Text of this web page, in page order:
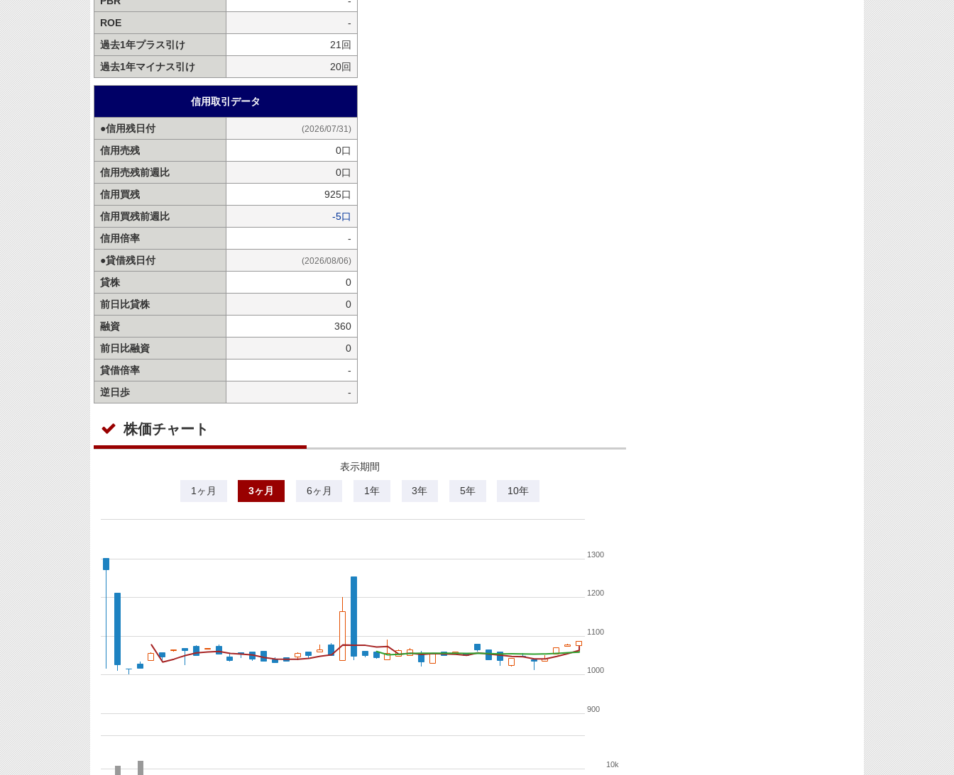
ROE
-
過去1年プラス引け
21回
過去1年マイナス引け
20回
信用取引データ
●信用残日付 (2026/07/31)
信用売残
0口
信用売残前週比
0口
信用買残
925口
信用買残前週比
-5口
信用倍率
-
●貸借残日付
(2026/08/06)
貸株
0
前日比貸株
0
融資
360
前日比融資
0
貸借倍率
-
逆日歩
-
株価チャート
表示期間
1ヶ月 3ヶ月 6ヶ月 1年 3年 5年 10年
900
1000
1100
1200
1300
10k